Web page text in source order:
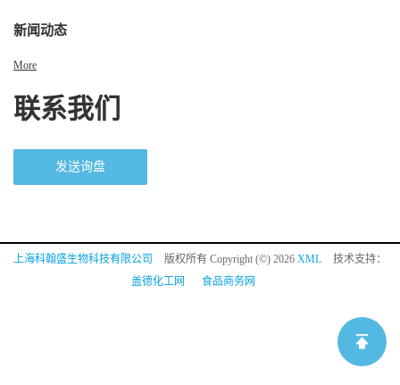
新闻动态
More
联系我们
发送询盘
上海科翰盛生物科技有限公司 版权所有 Copyright (©) 2026 XML
技术支持：
盖德化工网
食品商务网